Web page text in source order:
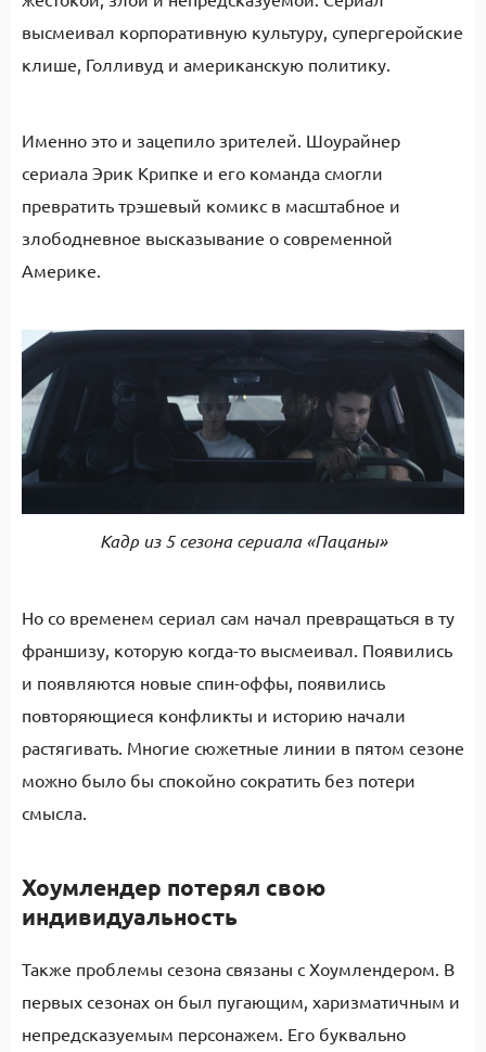
высмеивал корпоративную культуру, супергеройские
клише, Голливуд и американскую политику.
Именно это и зацепило зрителей. Шоурайнер
сериала Эрик Крипке и его команда смогли
превратить трэшевый комикс в масштабное и
злободневное высказывание о современной
Америке.
Кадр из 5 сезона сериала «Пацаны»
Но со временем сериал сам начал превращаться в ту
франшизу, которую когда-то высмеивал. Появились
и появляются новые спин-оффы, появились
повторяющиеся конфликты и историю начали
растягивать. Многие сюжетные линии в пятом сезоне
можно было бы спокойно сократить без потери
смысла.
Хоумлендер потерял свою
индивидуальность
Также проблемы сезона связаны с Хоумлендером. В
первых сезонах он был пугающим, харизматичным и
непредсказуемым персонажем. Его буквально